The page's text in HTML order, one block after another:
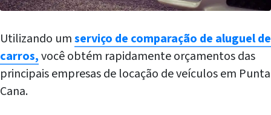
Utilizando umserviço de comparação de aluguel de
carros,você obtém rapidamente orçamentos das
principais empresas de locação de veículos em Punta
Cana.